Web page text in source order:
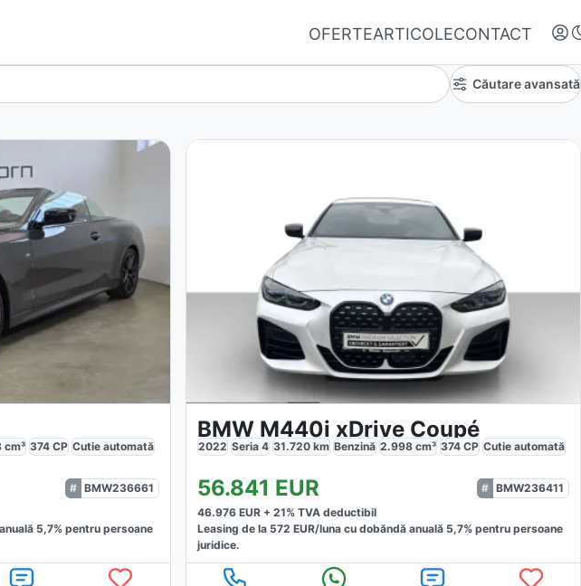
OFERTEARTICOLECONTACT
Autentifică-te
Nu ai oferte favorite
Căutare avansată
cm³ 374 CP Cutieautomată
BMW236661
anuală 5,7% pentru persoane
BMW M440i xDrive Coupé
2022 Seria 4 31.720km Benzină 2.998cm³ 374CP Cutie automată
56.841 EUR
BMW236411
46.976EUR + 21% TVA deductibil
Leasing de la 572 EUR/lunacu dobăndă anuală 5,7% pentru persoane
juridice.